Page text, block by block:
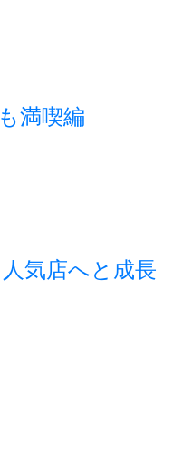
満喫編
気店へと成長